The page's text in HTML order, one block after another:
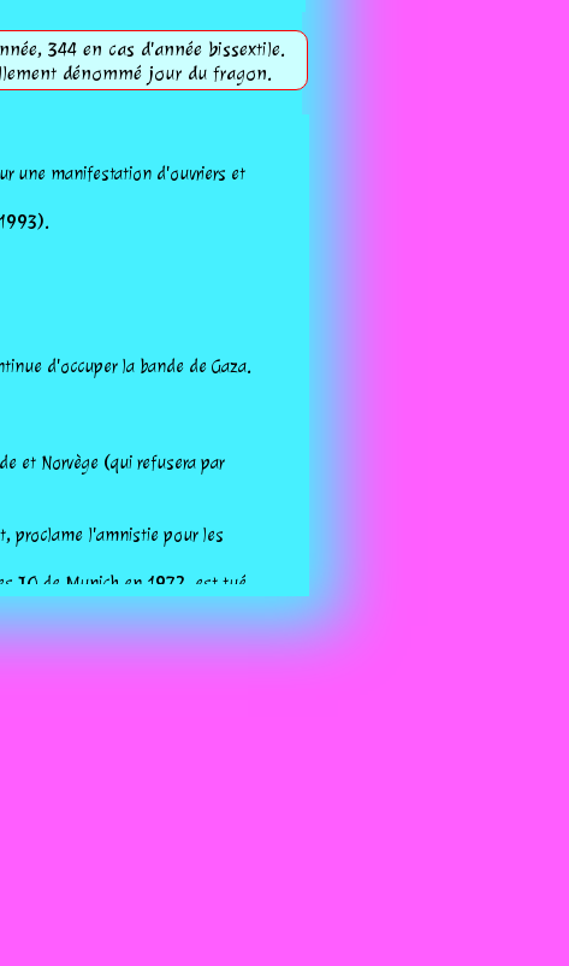
344 en cas d'année bissextile.
dénommé jour du fragon.
une manifestation d'ouvriers et
d'occuper la bande de Gaza.
et Norvège (qui refusera par
proclame l'amnistie pour les
JO de Munich en 1972, est tué
Allemagne.